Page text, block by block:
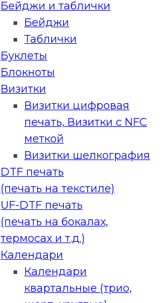
Бейджи и таблички
Бейджи
Таблички
Буклеты
Блокноты
Визитки
Визитки цифровая
печать, Визитки с NFC
меткой
Визитки шелкография
DTF печать
(печать на текстиле)
UF-DTF печать
(печать на бокалах,
термосах и т.д.)
Календари
Календари
квартальные (трио,